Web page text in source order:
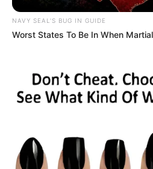
NAVY SEAL'S BUG IN GUIDE
Worst States To Be In When